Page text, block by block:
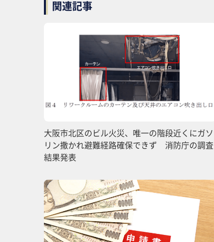
関連記事
大阪市北区のビル火災、唯一の階段近くにガソ
リン撒かれ避難経路確保できず 消防庁の調査
結果発表